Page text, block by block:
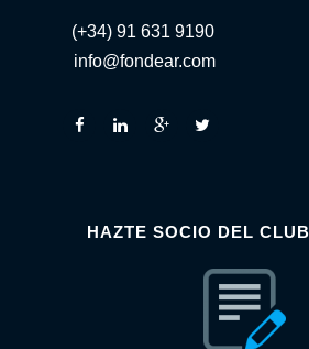
(+34) 91 631 9190
info@fondear.com
HAZTE SOCIO DEL